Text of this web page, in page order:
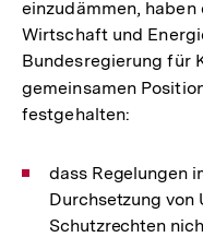
einzudämmen,
Wirtschaft und
Bundesregierung für
gemeinsamen
festgehalten:
dass Regelungen
Durchsetzung von
Schutzrechten